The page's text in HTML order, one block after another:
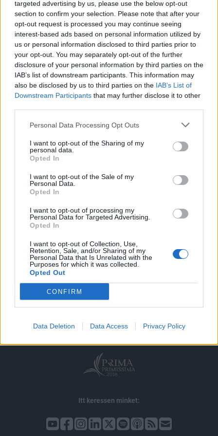
targeted advertising by us, please use the below opt-out
section to confirm your selection. Please note that after your
opt-out request is processed you may continue seeing
interest-based ads based on personal information utilized by
us or personal information disclosed to third parties prior to
your opt-out. You may separately opt-out of the further
disclosure of your personal information by third parties on the
IAB’s list of downstream participants. This information may
also be disclosed by us to third parties on the IAB’s List of
Downstream Participants that may further disclose it to other
Personal Data Processing Opt Outs
I want to opt-out of the Sharing of my
personal data.
Opted In
I want to opt-out of the Sale of my
Personal Data.
Opted In
I want to opt-out of processing my
Personal Data for Targeted Advertising.
Opted In
I want to opt-out of Collection, Use,
Retention, Sale, and/or Sharing of my
Personal Data that Is Unrelated with the
Purposes for which it was collected.
Opted Out
CONFIRM
Data Deletion Data Access Privacy Policy
mértéke kissé meghaladja az egyébként jóval 30% feletti
bankszektor átlagos teljesítményét...
KEDVES OLVASÓNK!
A keresett cikk a portfolio.hu hírarchívumához
tartozik, melynek olvasása előfizetéses
regisztrációhoz kötött.
Az előfizetés a következőket tartalmazza:
Portfolio.hu teljes cikkarchívum
kötéslistái
MÁR ELŐFIZETŐNK VAGY? BEJELENTKEZÉS
© 2026 Portfolio
impresszum
jogi nyilatkozat
kommentkezelés
ÁSZF
Itt keressen minket: